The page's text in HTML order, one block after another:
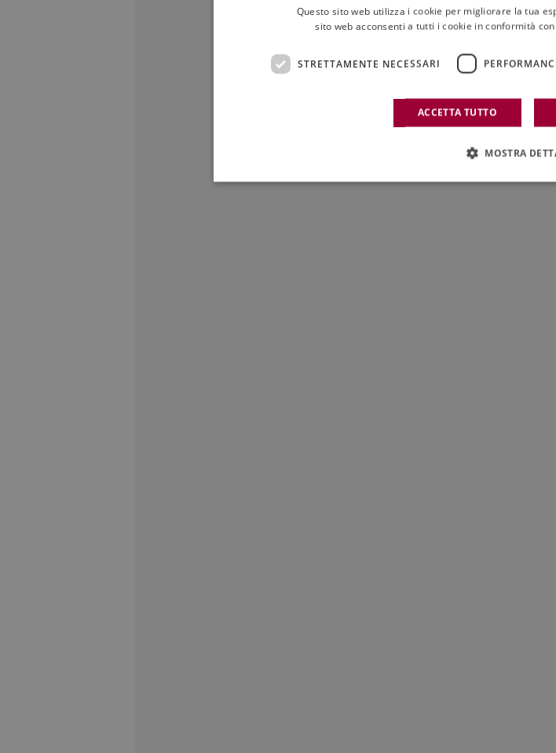
Questo sito web utilizza i cookie per migliorare la tua
sito web acconsenti a tutti i cookie in conformità
STRETTAMENTE NECESSARI
ACCETTA TUTTO
MOSTRA